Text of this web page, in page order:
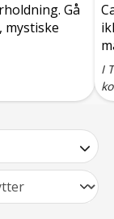
Gå
mystiske
I